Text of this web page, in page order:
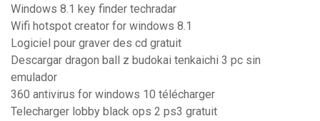
Windows 8.1 key finder techradar
Wifi hotspot creator for windows 8.1
Logiciel pour graver des cd gratuit
Descargar dragon ball z budokai tenkaichi 3 pc sin
emulador
360 antivirus for windows 10 télécharger
Telecharger lobby black ops 2 ps3 gratuit